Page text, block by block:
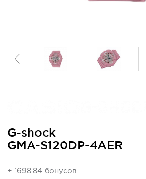
G-shock
GMA-S120DP-4AER
+ 1698.84 бонусов